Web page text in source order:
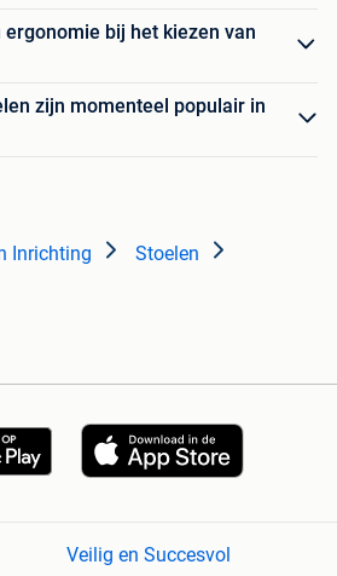
bij het kiezen van
zijn momenteel populair in
Inrichting Stoelen
Veilig en Succesvol